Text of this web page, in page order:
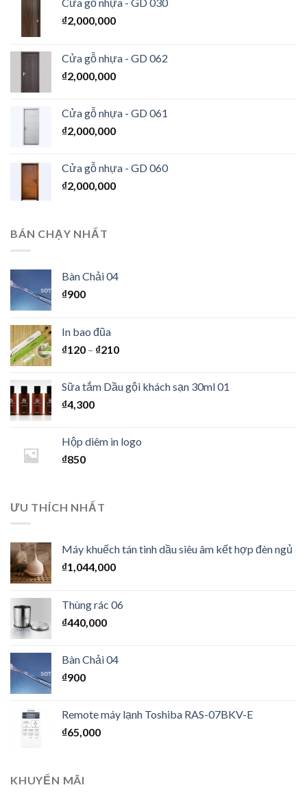
₫2,000,000
Cửa gỗ nhựa - GD 062
₫2,000,000
Cửa gỗ nhựa - GD 061
₫2,000,000
Cửa gỗ nhựa - GD 060
₫2,000,000
BÁN CHẠY NHẤT
Bàn Chải 04
₫900
In bao đũa
₫120 – ₫210
Sữa tắm Dầu gội khách sạn 30ml 01
₫4,300
Hộp diêm in logo
₫850
ƯU THÍCH NHẤT
Máy khuếch tán tinh dầu siêu âm kết hợp đèn ngủ
₫1,044,000
Thùng rác 06
₫440,000
Bàn Chải 04
₫900
Remote máy lạnh Toshiba RAS-07BKV-E
₫65,000
KHUYẾN MÃI